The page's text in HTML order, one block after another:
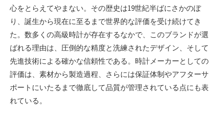
心をとらえてやまない。その歴史は19世紀半ばにさかのぼ
り、誕生から現在に至るまで世界的な評価を受け続けてき
た。数多くの高級時計が存在するなかで、このブランドが選
ばれる理由は、圧倒的な精度と洗練されたデザイン、そして
先進技術による確かな信頼性である。時計メーカーとしての
評価は、素材から製造過程、さらには保証体制やアフターサ
ポートにいたるまで徹底して品質が管理されている点にも表
れている。